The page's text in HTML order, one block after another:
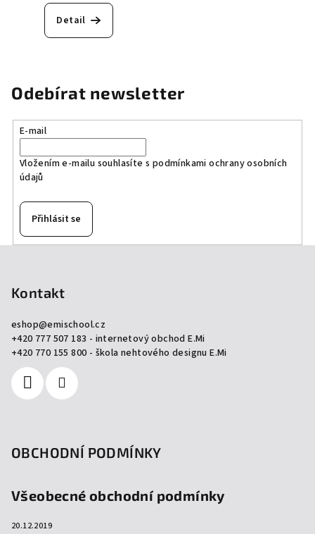
Detail
Odebírat newsletter
E-mail
Vložením e-mailu souhlasíte s podmínkami ochrany osobních
údajů
Přihlásit se
Kontakt
eshop@emischool.cz
+420 777 507 183 - internetový obchod E.Mi
+420 770 155 800 - škola nehtového designu E.Mi
OBCHODNÍ PODMÍNKY
Všeobecné obchodní podmínky
20.12.2019